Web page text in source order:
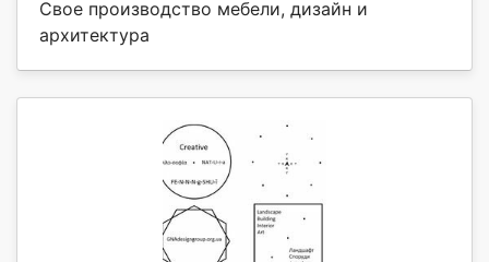
Свое производство мебели, дизайн и
архитектура